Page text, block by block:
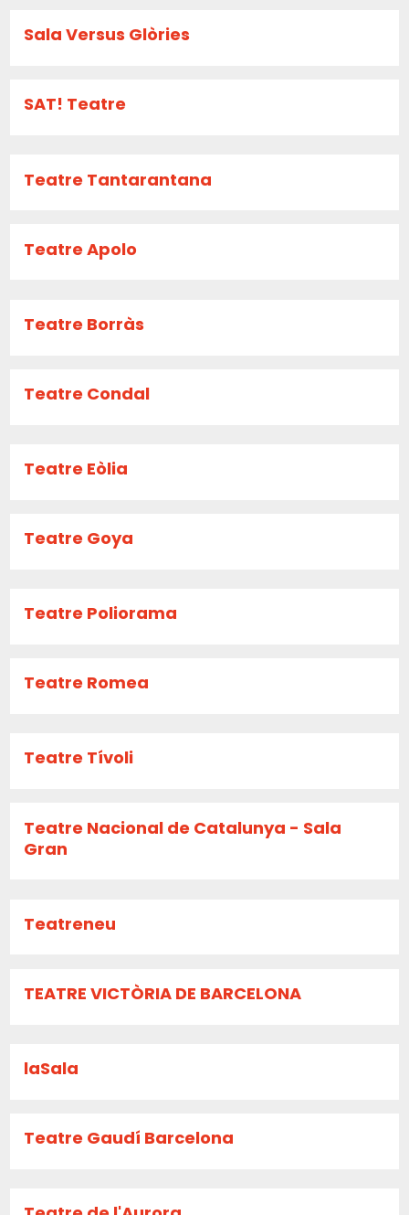
Sala Versus Glòries
SAT! Teatre
Teatre Tantarantana
Teatre Apolo
Teatre Borràs
Teatre Condal
Teatre Eòlia
Teatre Goya
Teatre Poliorama
Teatre Romea
Teatre Tívoli
Teatre Nacional de Catalunya - Sala
Gran
Teatreneu
TEATRE VICTÒRIA DE BARCELONA
laSala
Teatre Gaudí Barcelona